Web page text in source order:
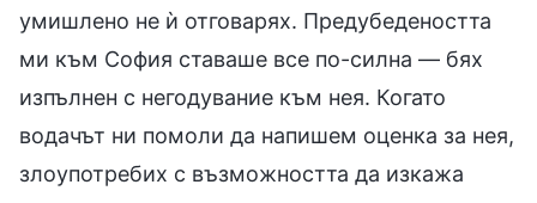
умишлено не ѝ отговарях. Предубедеността
ми към София ставаше все по-силна — бях
изпълнен с негодувание към нея. Когато
водачът ни помоли да напишем оценка за нея,
злоупотребих с възможността да изкажа